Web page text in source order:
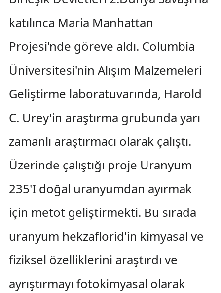
katılınca Maria Manhattan
Projesi'nde göreve aldı. Columbia
Üniversitesi'nin Alışım Malzemeleri
Geliştirme laboratuvarında, Harold
C. Urey'in araştırma grubunda yarı
zamanlı araştırmacı olarak çalıştı.
Üzerinde çalıştığı proje Uranyum
235'I doğal uranyumdan ayırmak
için metot geliştirmekti. Bu sırada
uranyum hekzaflorid'in kimyasal ve
fiziksel özelliklerini araştırdı ve
ayrıştırmayı fotokimyasal olarak